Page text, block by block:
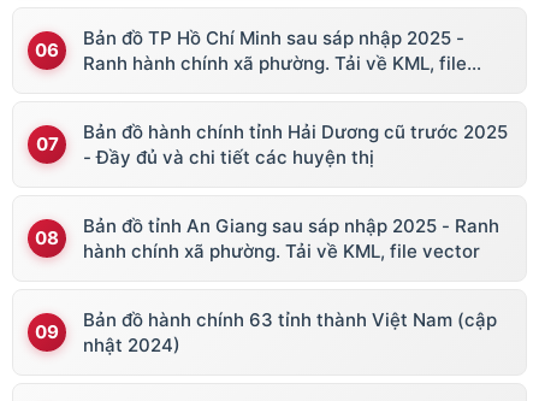
Bản đồ TP Hồ Chí Minh sau sáp nhập 2025 -
Ranh hành chính xã phường. Tải về KML, file
Bản đồ hành chính tỉnh Hải Dương cũ trước 2025
- Đầy đủ và chi tiết các huyện thị
Bản đồ tỉnh An Giang sau sáp nhập 2025 - Ranh
hành chính xã phường. Tải về KML, file vector
Bản đồ hành chính 63 tỉnh thành Việt Nam (cập
nhật 2024)